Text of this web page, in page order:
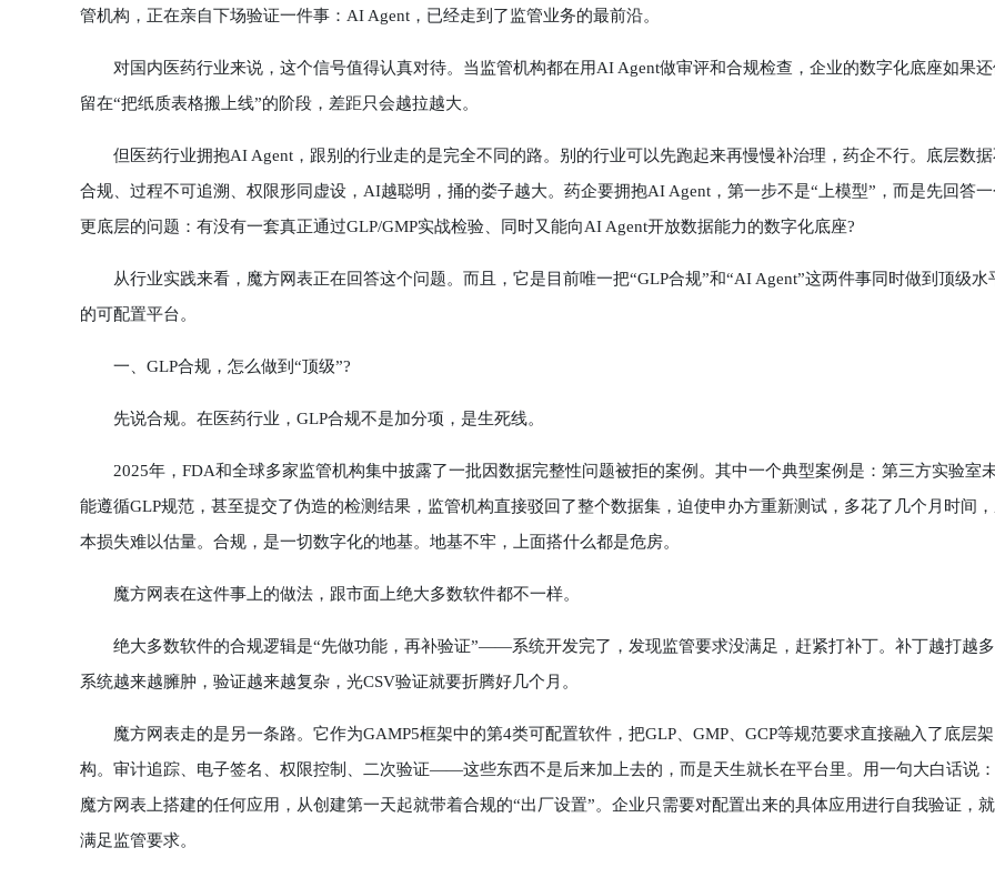
管机构，正在亲自下场验证一件事：AI Agent，已经走到了监管业务的最前沿。
对国内医药行业来说，这个信号值得认真对待。当监管机构都在用AI Agent做审评和合规检查，企业的数字化底座如果
留在“把纸质表格搬上线”的阶段，差距只会越拉越大。
但医药行业拥抱AI Agent，跟别的行业走的是完全不同的路。别的行业可以先跑起来再慢慢补治理，药企不行。底层数据
合规、过程不可追溯、权限形同虚设，AI越聪明，捅的娄子越大。药企要拥抱AI Agent，第一步不是“上模型”，而是先回答一
更底层的问题：有没有一套真正通过GLP/GMP实战检验、同时又能向AI Agent开放数据能力的数字化底座?
从行业实践来看，魔方网表正在回答这个问题。而且，它是目前唯一把“GLP合规”和“AI Agent”这两件事同时做到顶级水
的可配置平台。
一、GLP合规，怎么做到“顶级”?
先说合规。在医药行业，GLP合规不是加分项，是生死线。
2025年，FDA和全球多家监管机构集中披露了一批因数据完整性问题被拒的案例。其中一个典型案例是：第三方实验室
能遵循GLP规范，甚至提交了伪造的检测结果，监管机构直接驳回了整个数据集，迫使申办方重新测试，多花了几个月时间
本损失难以估量。合规，是一切数字化的地基。地基不牢，上面搭什么都是危房。
魔方网表在这件事上的做法，跟市面上绝大多数软件都不一样。
绝大多数软件的合规逻辑是“先做功能，再补验证”——系统开发完了，发现监管要求没满足，赶紧打补丁。补丁越打越多
系统越来越臃肿，验证越来越复杂，光CSV验证就要折腾好几个月。
魔方网表走的是另一条路。它作为GAMP5框架中的第4类可配置软件，把GLP、GMP、GCP等规范要求直接融入了底层架
构。审计追踪、电子签名、权限控制、二次验证——这些东西不是后来加上去的，而是天生就长在平台里。用一句大白话说
魔方网表上搭建的任何应用，从创建第一天起就带着合规的“出厂设置”。企业只需要对配置出来的具体应用进行自我验证，
满足监管要求。